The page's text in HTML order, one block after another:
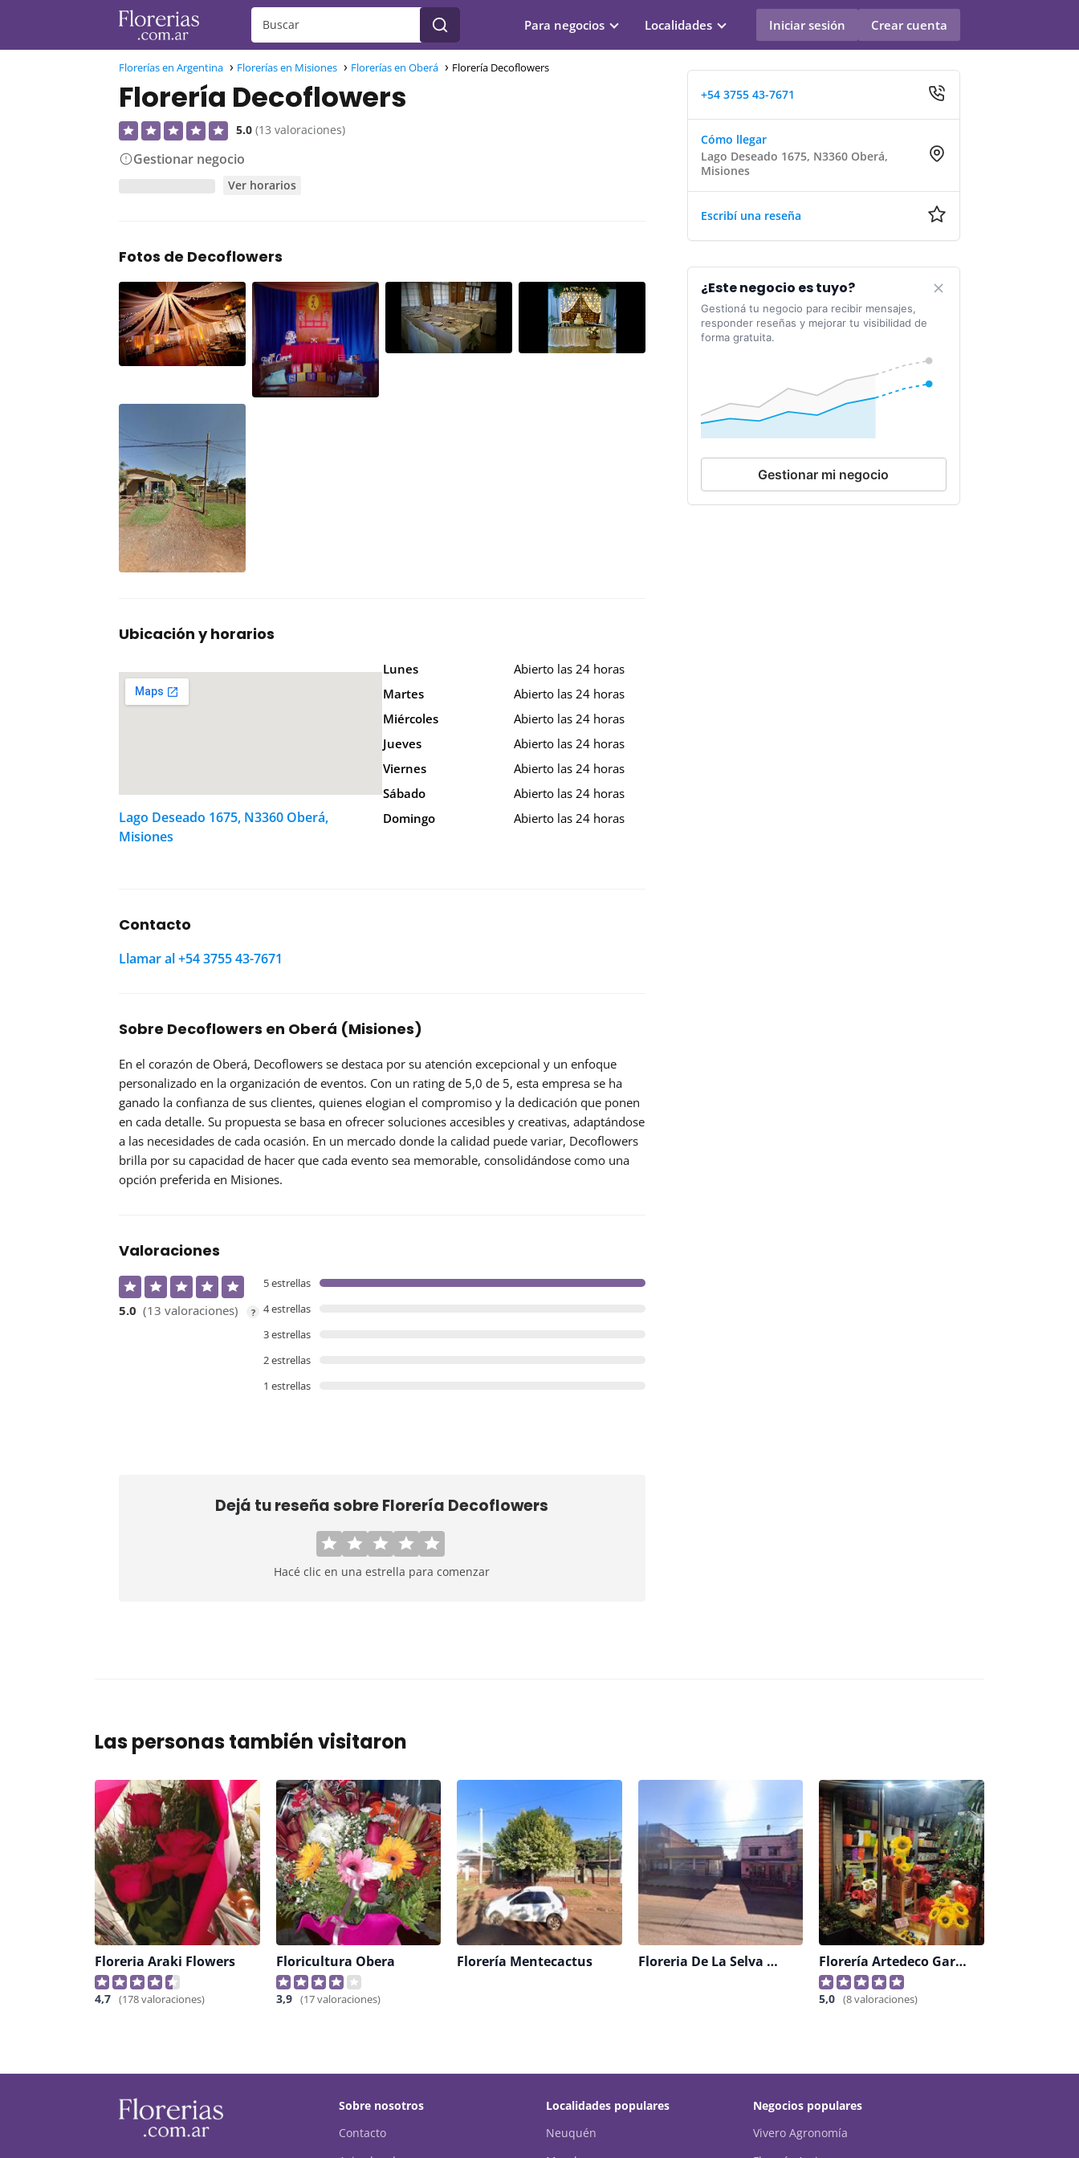
Para negocios Localidades Iniciar sesión Crear cuenta
Florerías en Argentina Florerías en Misiones Florerías en Oberá Florería Decoflowers
Florería Decoflowers
5.0 (13 valoraciones)
Gestionar negocio
Ver horarios
Fotos de Decoflowers
Ubicación y horarios
Lago Deseado 1675, N3360 Oberá,
Misiones
Lunes
Abierto las 24 horas
Martes
Abierto las 24 horas
Miércoles
Abierto las 24 horas
Jueves
Abierto las 24 horas
Viernes
Abierto las 24 horas
Sábado
Abierto las 24 horas
Domingo
Abierto las 24 horas
Contacto
Llamar al +54 3755 43-7671
Sobre Decoflowers en Oberá (Misiones)
En el corazón de Oberá, Decoflowers se destaca por su atención excepcional y un enfoque
personalizado en la organización de eventos. Con un rating de 5,0 de 5, esta empresa se ha
ganado la confianza de sus clientes, quienes elogian el compromiso y la dedicación que ponen
en cada detalle. Su propuesta se basa en ofrecer soluciones accesibles y creativas, adaptándose
a las necesidades de cada ocasión. En un mercado donde la calidad puede variar, Decoflowers
brilla por su capacidad de hacer que cada evento sea memorable, consolidándose como una
opción preferida en Misiones.
Valoraciones
5.0 (13 valoraciones) ?
5 estrellas
4 estrellas
3 estrellas
2 estrellas
1 estrellas
Dejá tu reseña sobreFlorería Decoflowers
Hacé clic en una estrella para comenzar
+54 3755 43-7671
Cómo llegar
Lago Deseado 1675, N3360 Oberá,
Misiones
Escribí una reseña
¿Este negocio es tuyo?
Gestioná tu negocio para recibir mensajes,
responder reseñas y mejorar tu visibilidad de
forma gratuita.
Gestionar mi negocio
Las personas también visitaron
Floreria Araki Flowers
4,7 (178 valoraciones)
Floricultura Obera
3,9 (17 valoraciones)
Florería Mentecactus Floreria De La Selva Guarani Florería Artedeco Garden & House Flowers And Botanic
5,0 (8 valoraciones)
Sobre nosotros
Contacto
Localidades populares
Neuquén
Negocios populares
Vivero Agronomía